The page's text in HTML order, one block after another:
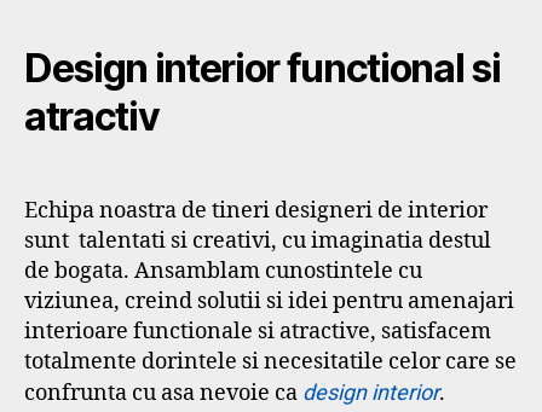
Design interior functional si
atractiv
Echipa noastra de tineri designeri de interior
sunt talentati si creativi, cu imaginatia destul
de bogata. Ansamblam cunostintele cu
viziunea, creind solutii si idei pentru amenajari
interioare functionale si atractive, satisfacem
totalmente dorintele si necesitatile celor care se
confrunta cu asa nevoie ca design interior.